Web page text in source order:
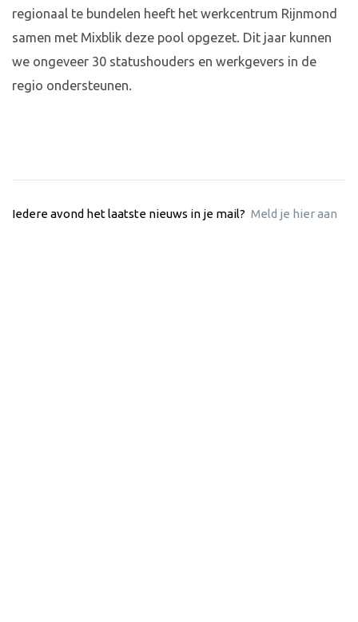
regionaal te bundelen heeft het werkcentrum Rijnmond
samen met Mixblik deze pool opgezet. Dit jaar kunnen
we ongeveer 30 statushouders en werkgevers in de
regio ondersteunen.
Iedere avond het laatste nieuws in je mail? Meld je hier aan